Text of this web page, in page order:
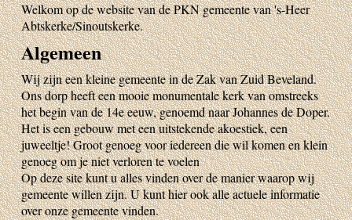
Welkom op de website van de PKN gemeente van 's-Heer
Abtskerke/Sinoutskerke.
Algemeen
Wij zijn een kleine gemeente in de Zak van Zuid Beveland.
Ons dorp heeft een mooie monumentale kerk van omstreeks
het begin van de 14e eeuw, genoemd naar Johannes de Doper.
Het is een gebouw met een uitstekende akoestiek, een
juweeltje! Groot genoeg voor iedereen die wil komen en klein
genoeg om je niet verloren te voelen
Op deze site kunt u alles vinden over de manier waarop wij
gemeente willen zijn. U kunt hier ook alle actuele informatie
over onze gemeente vinden.